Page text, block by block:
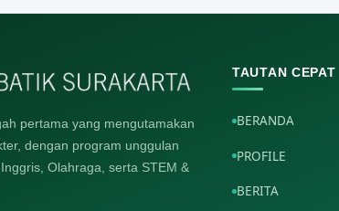
pertama yang mengutamakan
dengan program unggulan
Olahraga, serta STEM &
TAUTAN CEPAT
BERANDA
PROFILE
BERITA